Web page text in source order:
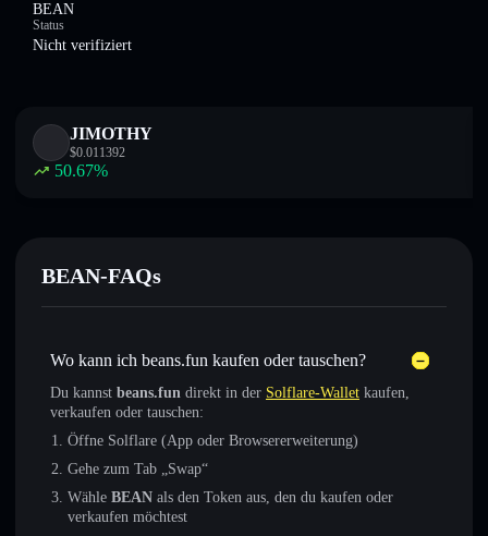
BEAN
Status
Nicht verifiziert
JIMOTHY
$0.011392
50.67%
BEAN-FAQs
Wo kann ich beans.fun kaufen oder tauschen?
Du kannst beans.fun direkt in der Solflare-Wallet kaufen,
verkaufen oder tauschen:
Öffne Solflare (App oder Browsererweiterung)
Gehe zum Tab „Swap“
Wähle BEAN als den Token aus, den du kaufen oder
verkaufen möchtest